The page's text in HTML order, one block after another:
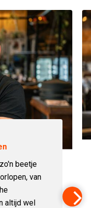
beetje
van
altijd wel